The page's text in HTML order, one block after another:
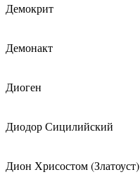
Демокрит
Демонакт
Диоген
Диодор Сицилийский
Дион Хрисостом (Златоуст)